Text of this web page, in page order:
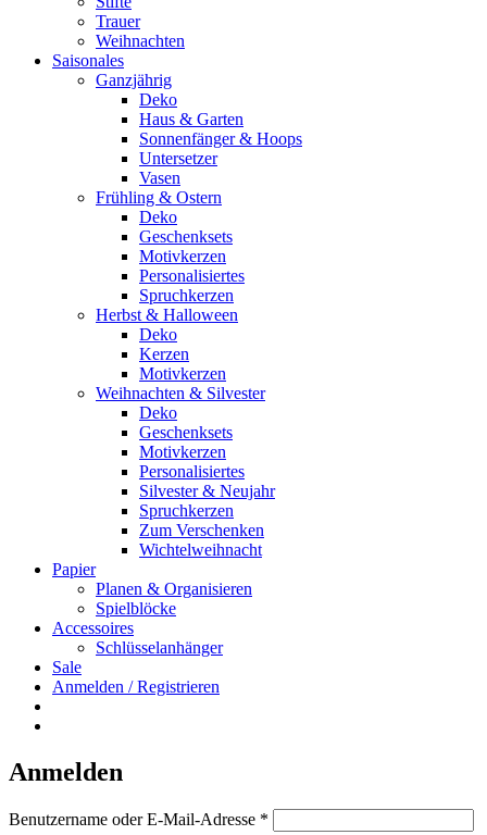
Trauer
Weihnachten
Saisonales
Ganzjährig
Deko
Haus & Garten
Sonnenfänger & Hoops
Untersetzer
Vasen
Frühling & Ostern
Deko
Geschenksets
Motivkerzen
Personalisiertes
Spruchkerzen
Herbst & Halloween
Deko
Kerzen
Motivkerzen
Weihnachten & Silvester
Deko
Geschenksets
Motivkerzen
Personalisiertes
Silvester & Neujahr
Spruchkerzen
Zum Verschenken
Wichtelweihnacht
Papier
Planen & Organisieren
Spielblöcke
Accessoires
Schlüsselanhänger
Sale
Anmelden / Registrieren
Anmelden
Benutzername oder E-Mail-Adresse *